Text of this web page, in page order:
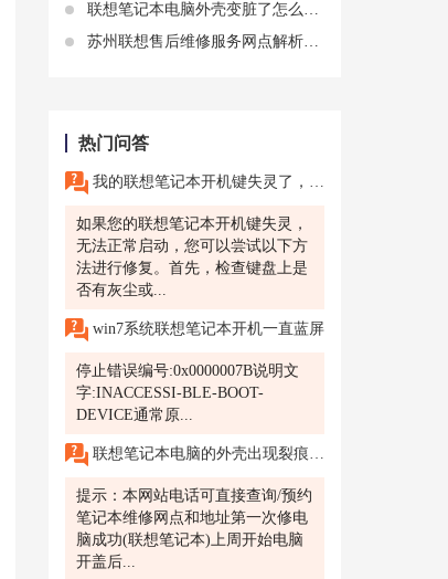
联想笔记本电脑外壳变脏了怎么办？教你几招简单有效的清洁方法
苏州联想售后维修服务网点解析ThinkPad进水了没声音怎么办
热门问答
我的联想笔记本开机键失灵了，无法正常启动，有没有简单的修复方法？南通有联想售后维修服务网点吗？
如果您的联想笔记本开机键失灵，
无法正常启动，您可以尝试以下方
法进行修复。首先，检查键盘上是
否有灰尘或...
win7系统联想笔记本开机一直蓝屏
停止错误编号:0x0000007B说明文
字:INACCESSI-BLE-BOOT-
DEVICE通常原...
联想笔记本电脑的外壳出现裂痕，联系了上海联想的售后维修点，体验感非常棒，很快帮我解决了。
提示：本网站电话可直接查询/预约
笔记本维修网点和地址第一次修电
脑成功(联想笔记本)上周开始电脑
开盖后...